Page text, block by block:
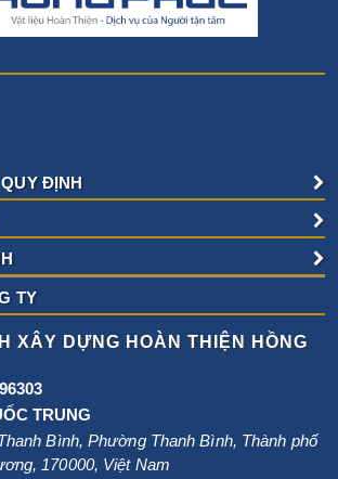
ĐỊNH
TY
XÂY DỰNG HOÀN THIỆN HỒNG
TRUNG
Bình, Phường Thanh Bình, Thành phố
, 170000, Việt Nam